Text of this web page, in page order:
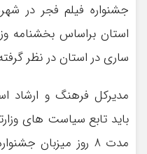
جشنواره فیلم فجر در
استان براساس بخشنامه
ساری در استان در نظر
مدیرکل فرهنگ و ارشاد
باید تابع سیاست های
مدت ۸ روز میزبان